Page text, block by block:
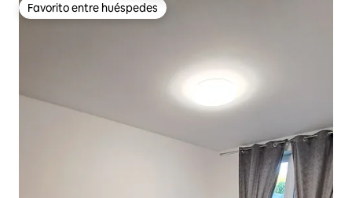
Favorito entre huéspedes
Favorito entre huéspedes